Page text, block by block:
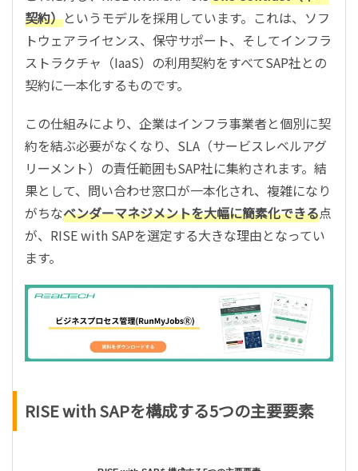
契約）というモデルを採用しています。これは、ソフ
トウェアライセンス、保守サポート、そしてインフラ
ストラクチャ（IaaS）の利用契約をすべてSAP社との
契約に一本化するものです。
この仕組みにより、企業はインフラ事業者と個別に契
約を結ぶ必要がなくなり、SLA（サービスレベルアグ
リーメント）の責任範囲もSAP社に集約されます。結
果として、問い合わせ窓口が一本化され、複雑になり
がちなベンダーマネジメントを大幅に簡素化できる点
が、RISE with SAPを選定する大きな理由となってい
ます。
RISE with SAPを構成する5つの主要要素